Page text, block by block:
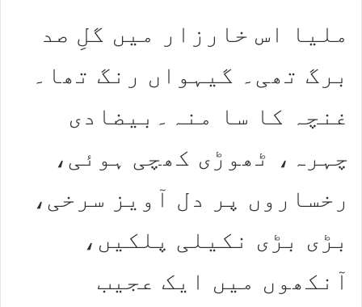
ملیا اس خارزار میں گلِ صد
برگ تھی۔ گیہواں رنگ تھا۔
غنچہ کا سا منہ۔بیضادی
چہرہ، ٹھوڑی کھچی ہوئی،
رخساروں پر دل آویز سرخی،
بڑی بڑی نکیلی پلکیں،
آنکھوں میں ایک عجیب